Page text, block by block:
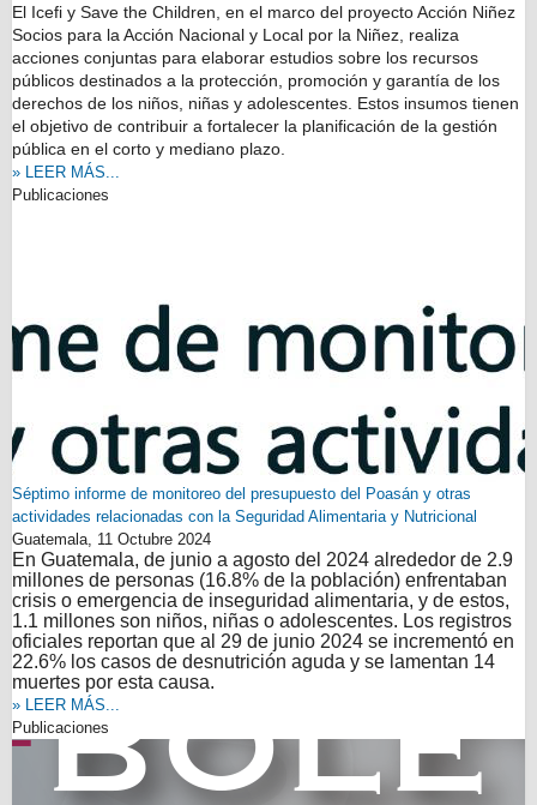
El Icefi y Save the Children, en el marco del proyecto Acción Niñez
Socios para la Acción Nacional y Local por la Niñez, realiza
acciones conjuntas para elaborar estudios sobre los recursos
públicos destinados a la protección, promoción y garantía de los
derechos de los niños, niñas y adolescentes. Estos insumos tienen
el objetivo de contribuir a fortalecer la planificación de la gestión
pública en el corto y mediano plazo.
» LEER MÁS...
Publicaciones
Séptimo informe de monitoreo del presupuesto del Poasán y otras
actividades relacionadas con la Seguridad Alimentaria y Nutricional
Guatemala, 11 Octubre 2024
En Guatemala, de junio a agosto del 2024 alrededor de 2.9
millones de personas (16.8% de la población) enfrentaban
crisis o emergencia de inseguridad alimentaria, y de estos,
1.1 millones son niños, niñas o adolescentes. Los registros
oficiales reportan que al 29 de junio 2024 se incrementó en
22.6% los casos de desnutrición aguda y se lamentan 14
muertes por esta causa.
» LEER MÁS...
Publicaciones